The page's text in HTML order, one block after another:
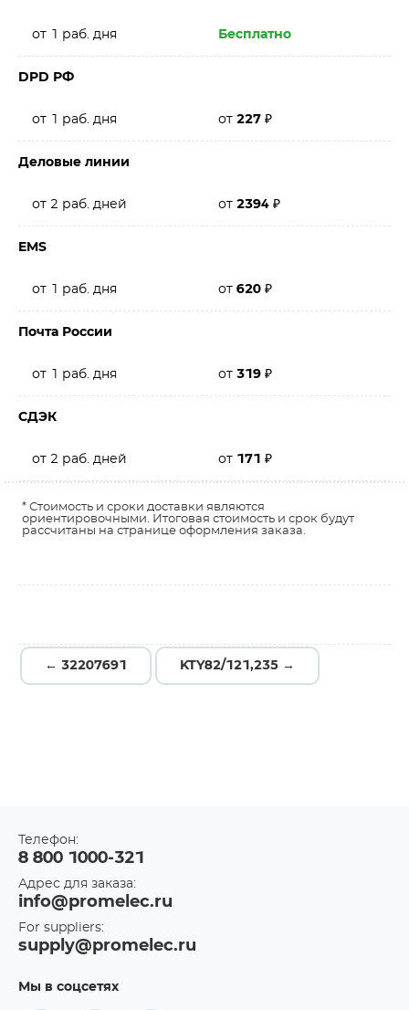
от 1 раб. дня Бесплатно
DPD РФ
от 1 раб. дня от 227 ₽
Деловые линии
от 2 раб. дней от 2394 ₽
EMS
от 1 раб. дня от 620 ₽
Почта России
от 1 раб. дня от 319 ₽
СДЭК
от 2 раб. дней от 171 ₽
* Стоимость и сроки доставки являются
ориентировочными. Итоговая стоимость и срок будут
рассчитаны на странице оформления заказа.
← 32207691 KTY82/121,235 →
Телефон:
8 800 1000-321
Адрес для заказа:
info@promelec.ru
For suppliers:
supply@promelec.ru
Мы в соцсетях